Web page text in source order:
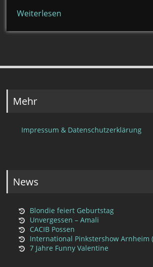
Weiterlesen
Mehr
Impressum & Datenschutzerklärung
News
Blondie feiert Geburtstag
Unvergessen – Amali
CACIB Possen
International Pinkstershow Arnheim
7 Jahre Funny Valentine